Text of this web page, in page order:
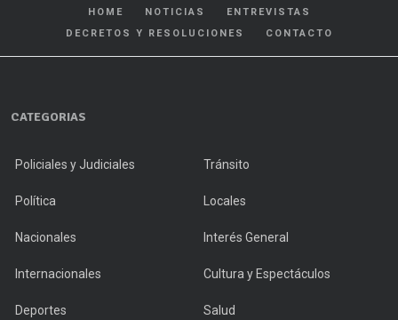
HOME NOTICIAS
ENTREVISTAS
DECRETOS Y RESOLUCIONES
CONTACTO
CATEGORIAS
Policiales y Judiciales Tránsito
Política Locales
Nacionales Interés General
Internacionales Cultura y Espectáculos
Deportes Salud